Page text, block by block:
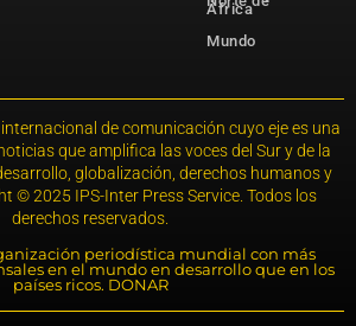
África
Mundo
de comunicación cuyo eje es una
que amplifica las voces del Sur y de la
globalización, derechos humanos y
© 2025 IPS-Inter Press Service. Todos los
derechos reservados.
periodística mundial con más
en el mundo en desarrollo que en los
países ricos. DONAR